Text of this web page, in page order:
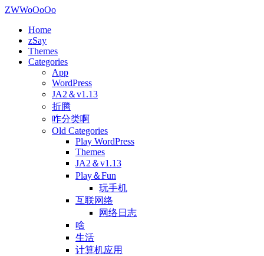
ZWWoOoOo
Home
zSay
Themes
Categories
App
WordPress
JA2＆v1.13
折腾
咋分类啊
Old Categories
Play WordPress
Themes
JA2＆v1.13
Play＆Fun
玩手机
互联网络
网络日志
啥
生活
计算机应用